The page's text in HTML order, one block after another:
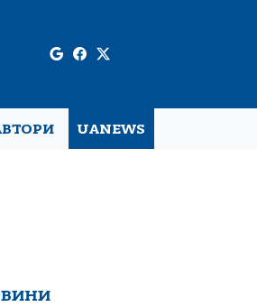
UANEWS